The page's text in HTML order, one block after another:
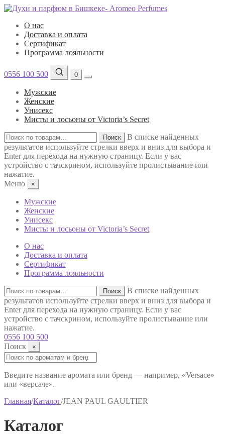
О нас
Доставка и оплата
Сертификат
Программа лояльности
0556 100 500 0
Мужские
Женские
Унисекс
Мисты и лосьоны от Victoria’s Secret
Искать:
Поиск
В списке найденных
результатов используйте стрелки вверх и вниз для выбора и
Enter для перехода на нужную страницу. Если у вас
устройство с тачскрином, используйте пролистывание или
нажатие.
Меню
×
Мужские
Женские
Унисекс
Мисты и лосьоны от Victoria’s Secret
О нас
Доставка и оплата
Сертификат
Программа лояльности
Искать:
Поиск
В списке найденных
результатов используйте стрелки вверх и вниз для выбора и
Enter для перехода на нужную страницу. Если у вас
устройство с тачскрином, используйте пролистывание или
нажатие.
0556 100 500
Поиск
×
Поиск:
Введите название аромата или бренд — например, «Versace»
или «версаче».
Главная/Каталог/JEAN PAUL GAULTIER
Каталог